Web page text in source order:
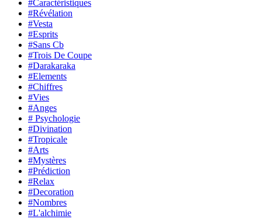
#Caractéristiques
#Révélation
#Vesta
#Esprits
#Sans Cb
#Trois De Coupe
#Darakaraka
#Elements
#Chiffres
#Vies
#Anges
# Psychologie
#Divination
#Tropicale
#Arts
#Mystères
#Prédiction
#Relax
#Decoration
#Nombres
#L'alchimie